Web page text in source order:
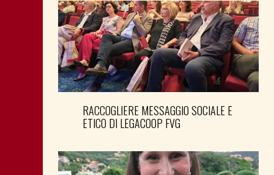
RACCOGLIERE MESSAGGIO SOCIALE E
ETICO DI LEGACOOP FVG